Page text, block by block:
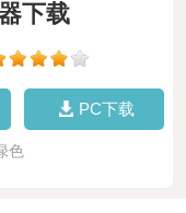
下载
PC下载
色